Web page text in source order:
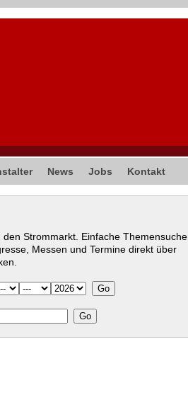
News Jobs Kontakt
Strommarkt. Einfache Themensuche
Messen und Termine direkt über